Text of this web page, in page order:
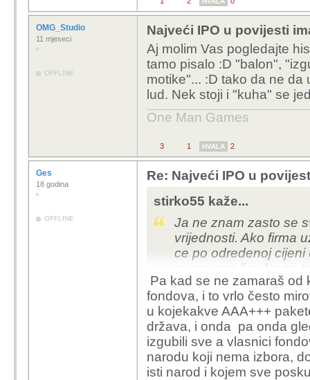
OMG_Studio
11 mjeseci
OFFLINE
Najveći IPO u povijesti
Aj molim Vas pogledajte
tamo pisalo :D "balon",
motike"... :D tako da ne
lud. Nek stoji i "kuha" se
One Man Games
3 1 HVALA 2
Ges
18 godina
OFFLINE
Re: Najveći IPO u
stirko55 kaže...
Ja ne znam zasto se
vrijednosti. Ako firma
ce po odredenoj
super, oce li neko na
zanima
Pa kad se ne zamaraš od
fondova, i to vrlo često
u kojekakve AAA+++
država, i onda pa onda
izgubili sve a vlasnici
narodu koji nema izbora,
isti narod i kojem sve